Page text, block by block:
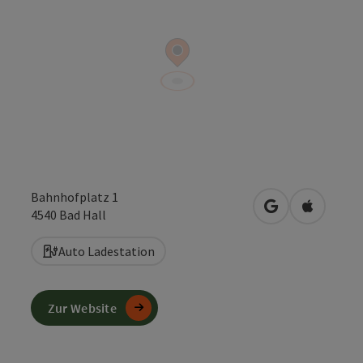
Bahnhofplatz 1
4540 Bad Hall in Googlein Apple
Auto Ladestation
Zur Website